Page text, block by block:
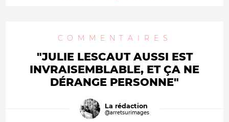
COMMENTAIRES
"JULIE LESCAUT AUSSI EST
INVRAISEMBLABLE, ET ÇA NE
DÉRANGE PERSONNE"
La rédaction
@arretsurimages